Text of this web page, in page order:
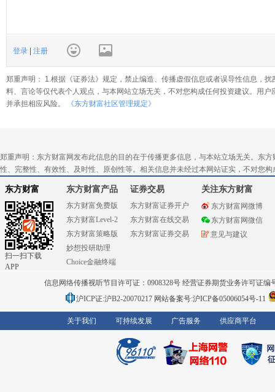
登录 | 注册
郑重声明： 1.根据《证券法》规定，禁止编造、传播虚假信息或者误导性信息，
料、言论等仅代表个人观点，与本网站立场无关，不对您构成任何投资建议。用
并承担相应风险。
《东方财富社区管理规定》
郑重声明：东方财富网发布此信息的目的在于传播更多信息，与本站立场无关。东
性、完整性、有效性、及时性、原创性等。相关信息并未经过本网站证实，不对您
东方财富
扫一扫下载
APP
东方财富产品
东方财富免费版
东方财富Level-2
东方财富策略版
妙想投研助理
Choice金融终端
证券交易
东方财富证券开户
东方财富在线交易
东方财富证券交易
关注东方财富
东方财富网微博
东方财富网微信
意见与建议
信息网络传播视听节目许可证：0908328号 经营证券期货业务许可证编
沪ICP证:沪B2-20070217 网站备案号:沪ICP备05006054号-11
关于我们 可持续发展 广告服务 供应商平台